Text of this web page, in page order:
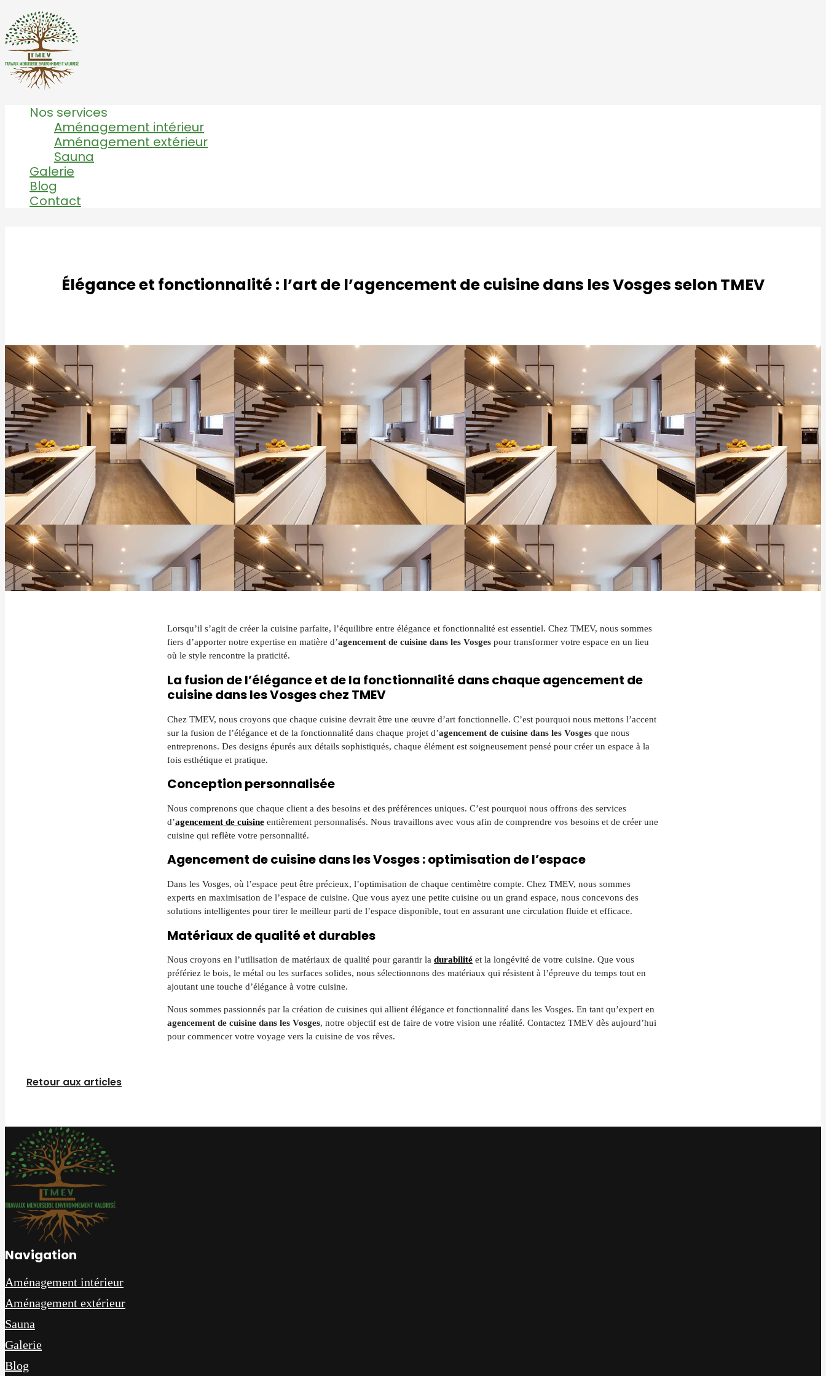
Nos services
Aménagement intérieur
Aménagement extérieur
Sauna
Galerie
Blog
Contact
Élégance et fonctionnalité : l’art de l’agencement de cuisine dans les Vosges selon TMEV
Lorsqu’il s’agit de créer la cuisine parfaite, l’équilibre entre élégance et fonctionnalité est essentiel. Chez TMEV, nous sommes
fiers d’apporter notre expertise en matière d’agencement de cuisine dans les Vosges pour transformer votre espace en un lieu
où le style rencontre la praticité.
La fusion de l’élégance et de la fonctionnalité dans chaque agencement de
cuisine dans les Vosges chez TMEV
Chez TMEV, nous croyons que chaque cuisine devrait être une œuvre d’art fonctionnelle. C’est pourquoi nous mettons l’accent
sur la fusion de l’élégance et de la fonctionnalité dans chaque projet d’agencement de cuisine dans les Vosges que nous
entreprenons. Des designs épurés aux détails sophistiqués, chaque élément est soigneusement pensé pour créer un espace à la
fois esthétique et pratique.
Conception personnalisée
Nous comprenons que chaque client a des besoins et des préférences uniques. C’est pourquoi nous offrons des services
d’agencement de cuisine entièrement personnalisés. Nous travaillons avec vous afin de comprendre vos besoins et de créer une
cuisine qui reflète votre personnalité.
Agencement de cuisine dans les Vosges : optimisation de l’espace
Dans les Vosges, où l’espace peut être précieux, l’optimisation de chaque centimètre compte. Chez TMEV, nous sommes
experts en maximisation de l’espace de cuisine. Que vous ayez une petite cuisine ou un grand espace, nous concevons des
solutions intelligentes pour tirer le meilleur parti de l’espace disponible, tout en assurant une circulation fluide et efficace.
Matériaux de qualité et durables
Nous croyons en l’utilisation de matériaux de qualité pour garantir la durabilité et la longévité de votre cuisine. Que vous
préfériez le bois, le métal ou les surfaces solides, nous sélectionnons des matériaux qui résistent à l’épreuve du temps tout en
ajoutant une touche d’élégance à votre cuisine.
Nous sommes passionnés par la création de cuisines qui allient élégance et fonctionnalité dans les Vosges. En tant qu’expert en
agencement de cuisine dans les Vosges, notre objectif est de faire de votre vision une réalité. Contactez TMEV dès aujourd’hui
pour commencer votre voyage vers la cuisine de vos rêves.
Retour aux articles
Navigation
Aménagement intérieur
Aménagement extérieur
Sauna
Galerie
Blog